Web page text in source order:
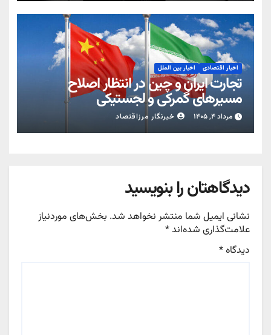
اخبار اقتصادی اخبار بین الملل
تجارت ایران و چین در انتظار اصلاح
مسیرهای گمرکی و لجستیکی
مرداد ۴, ۱۴۰۵ خبرنگار مرزاقتصاد
دیدگاهتان را بنویسید
نشانی ایمیل شما منتشر نخواهد شد. بخش‌های موردنیاز
علامت‌گذاری شده‌اند*
دیدگاه*